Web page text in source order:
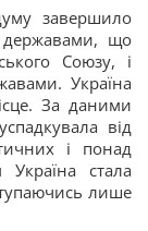
завершило
державами, що
Союзу, і
Україна
За даними
від
і понад
стала
лише